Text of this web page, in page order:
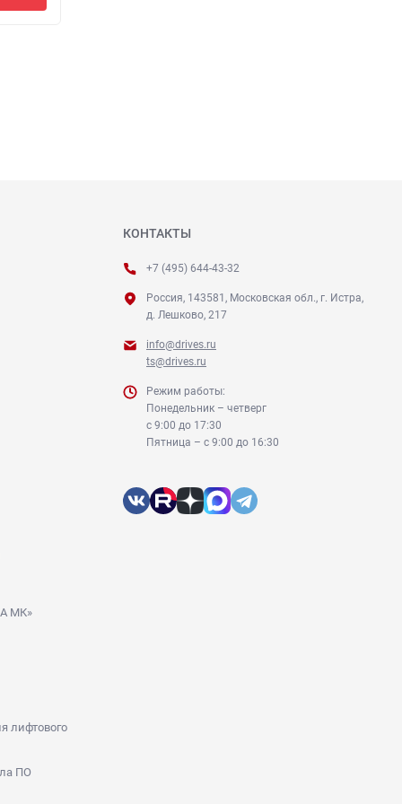
МК»
лифтового
ПО
КОНТАКТЫ
+7 (495) 644-43-32
Россия, 143581, Московская обл., г. Истра,
д. Лешково, 217
info@drives.ru
ts@drives.ru
Режим работы:
Понедельник – четверг
с 9:00 до 17:30
Пятница – с 9:00 до 16:30